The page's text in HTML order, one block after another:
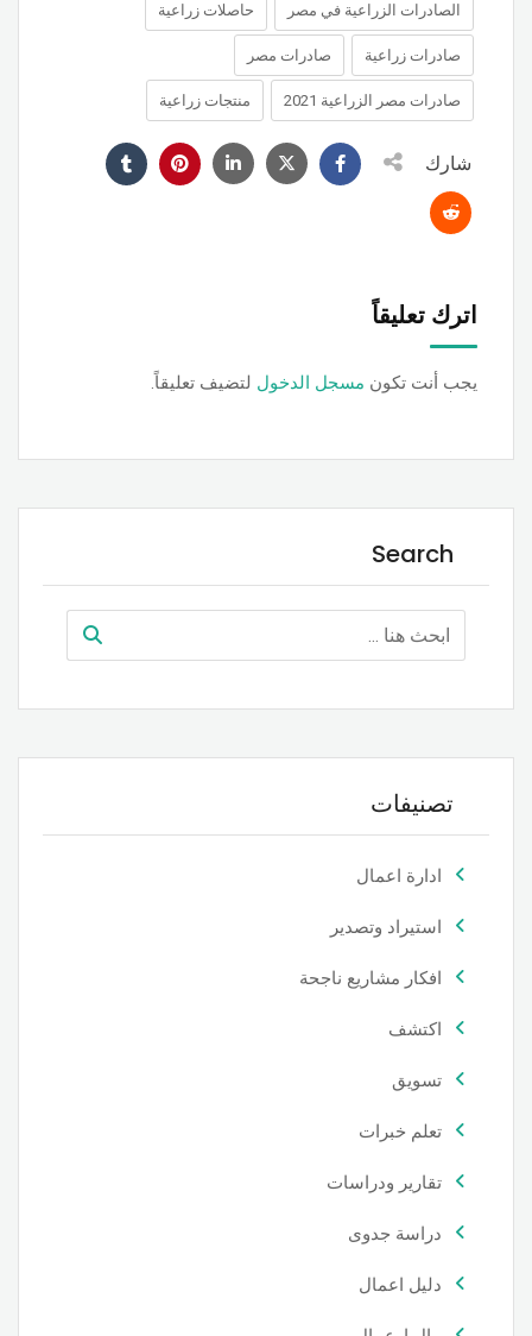
الصادرات الزراعية في مصر حاصلات زراعية
صادرات زراعية صادرات مصر
صادرات مصر الزراعية 2021 منتجات زراعية
شارك
اترك تعليقاً
يجب أنت تكون مسجل الدخول لتضيف تعليقاً.
Search
تصنيفات
ادارة اعمال
استيراد وتصدير
افكار مشاريع ناجحة
اكتشف
تسويق
تعلم خبرات
تقارير ودراسات
دراسة جدوى
دليل اعمال